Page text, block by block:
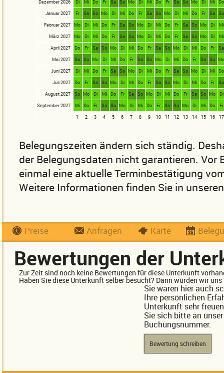
Dezember 2026 Di Mi Do Fr Sa So Mo Di Mi Do Fr Sa So Mo Di Mi
Do
Januar 2027
Fr Sa So Mo Di Mi Do Fr Sa So Mo Di Mi Do Fr Sa So
Februar 2027 Mo Di Mi Do Fr Sa So Mo Di Mi Do Fr Sa So Mo Di
Mi
März 2027 Mo Di Mi Do Fr Sa So Mo Di Mi Do Fr Sa So Mo Di
Mi
April 2027
Do Fr Sa So Mo Di Mi Do Fr Sa So Mo Di Mi Do Fr
Sa
Mai 2027
Sa So Mo Di Mi Do Fr Sa So Mo Di Mi Do Fr Sa So
Juni 2027
Di Mi Do Fr Sa So Mo Di Mi Do Fr Sa So Mo Di Mi Do
Juli 2027
Do Fr Sa So Mo Di Mi Do Fr Sa So Mo Di Mi Do Fr
Sa
August 2027
So Mo Di Mi Do Fr Sa So Mo Di Mi Do Fr Sa So Mo
Di
September 2027
Mi Do Fr Sa So Mo Di Mi Do Fr Sa So Mo Di Mi Do
Fr
1
2 3 4 5 6 7 8 9 10 11 12 13 14 15 16 17
Belegungszeiten ändern sich ständig.
der Belegungsdaten nicht garantieren. Vor
einmal eine aktuelle Terminbestätigung
Weitere Informationen finden Sie in
Preise Anfragen Karte
Bewertungen der
Zur Zeit sind noch keine Bewertungen für diese Unterkunft
Haben Sie diese Unterkunft selber besucht? Dann würden wir
Sie waren hier auch
Ihre persönlichen
Unterkunft sehr
Sie sich bitte an
Buchungsnummer.
Bewertung schreiben